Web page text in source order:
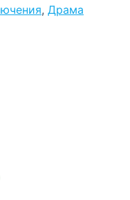
, Драма